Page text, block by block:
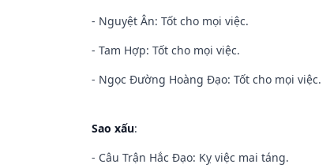
- Nguyệt Ân: Tốt cho mọi việc.
- Tam Hợp: Tốt cho mọi việc.
- Ngọc Đường Hoàng Đạo: Tốt cho mọi việc.
Sao xấu:
- Câu Trận Hắc Đạo: Kỵ việc mai táng.